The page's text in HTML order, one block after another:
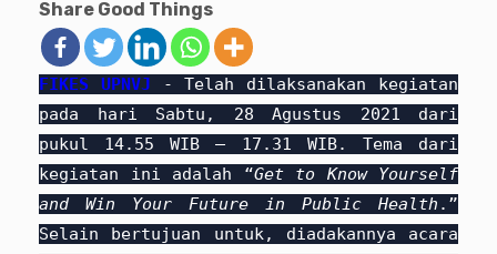
Share Good Things
FIKES UPNVJ
- Telah dilaksanakan kegiatan
pada hari Sabtu, 28 Agustus 2021 dari
pukul 14.55 WIB — 17.31 WIB. Tema dari
kegiatan ini adalah “Get to Know Yourself
and Win Your Future in Public Health .”
Selain bertujuan untuk, diadakannya acara